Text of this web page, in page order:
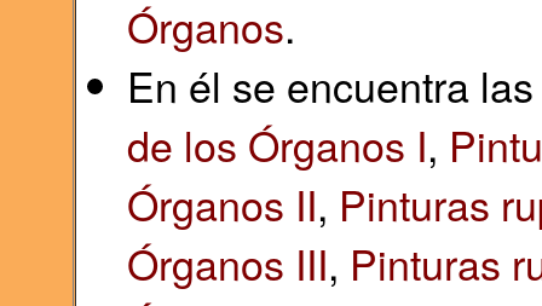
Órganos.
En él se encuentra
de los Órganos I,
Órganos II, Pinturas
Órganos III, Pinturas